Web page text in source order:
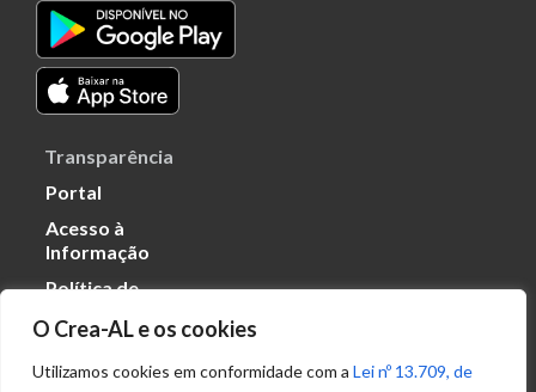
O Crea-AL e os cookies
Utilizamos cookies em conformidade com a Lei nº 13.709, de
Transparência
Portal
Acesso à
Informação
Política de
Dados